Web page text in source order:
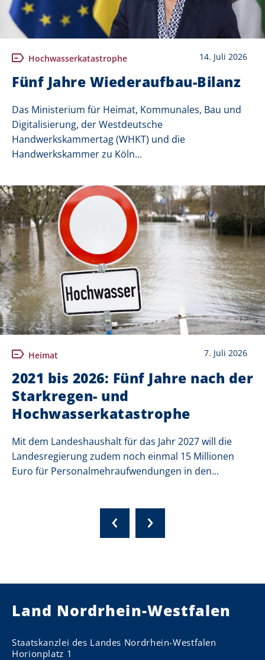
Hochwasserkatastrophe 14. Juli 2026
Fünf Jahre Wiederaufbau-Bilanz
Das Ministerium für Heimat, Kommunales, Bau und
Digitalisierung, der Westdeutsche
Handwerkskammertag (WHKT) und die
Handwerkskammer zu Köln...
Heimat 7. Juli 2026
2021 bis 2026: Fünf Jahre nach der
Starkregen- und
Hochwasserkatastrophe
Mit dem Landeshaushalt für das Jahr 2027 will die
Landesregierung zudem noch einmal 15 Millionen
Euro für Personalmehraufwendungen in den...
Land Nordrhein-Westfalen
Staatskanzlei des Landes Nordrhein-Westfalen
Horionplatz 1